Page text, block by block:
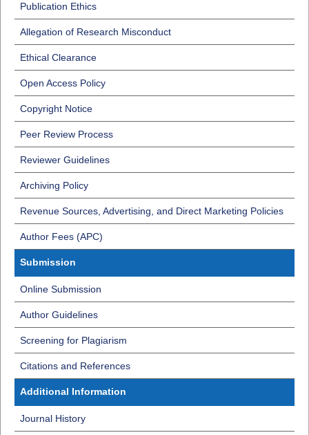
Publication Ethics
Allegation of Research Misconduct
Ethical Clearance
Open Access Policy
Copyright Notice
Peer Review Process
Reviewer Guidelines
Archiving Policy
Revenue Sources, Advertising, and Direct Marketing Policies
Author Fees (APC)
Submission
Online Submission
Author Guidelines
Screening for Plagiarism
Citations and References
Additional Information
Journal History